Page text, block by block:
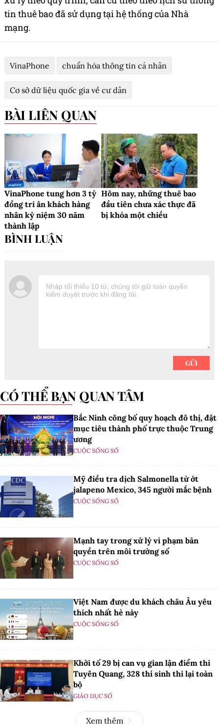
tin thuê bao đã sử dụng tại hệ thống của Nhà
mạng.
VinaPhone chuẩn hóa thông tin cá nhân
Cơ sở dữ liệu quốc gia về cư dân
BÀI LIÊN QUAN
VinaPhone tung hơn 3 tỷ
đồng tri ân khách hàng
nhân kỷ niệm 30 năm
thành lập
Hôm nay, những thuê bao
đầu tiên chưa xác thực đã
bị khóa một chiều
CÓ THỂ BẠN QUAN TÂM
Bắc Ninh công bố quy hoạch đô thị, đặt
mục tiêu thành phố trực thuộc Trung
ương
CUỘC SỐNG SỐ
Mỹ điều tra dịch Salmonella từ ớt
jalapeno Mexico, 345 người mắc bệnh
CUỘC SỐNG SỐ
Mạnh tay trong xử lý vi phạm bản
quyền trên môi trường số
CUỘC SỐNG SỐ
Việt Nam được du khách châu Âu yêu
thích nhất hè này
CUỘC SỐNG SỐ
Khởi tố 29 bị can vụ gian lận điểm thi
Tuyên Quang, 328 thí sinh thi lại toàn
bộ
GIÁO DỤC SỐ
Xem thêm